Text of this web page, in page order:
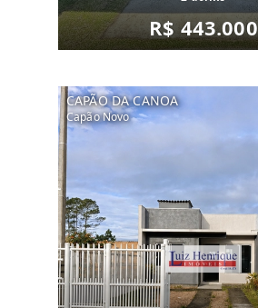
R$ 443.000
CAPÃO DA CANOA
Capão Novo